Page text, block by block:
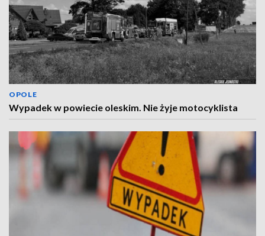
OPOLE
Wypadek w powiecie oleskim. Nie żyje motocyklista